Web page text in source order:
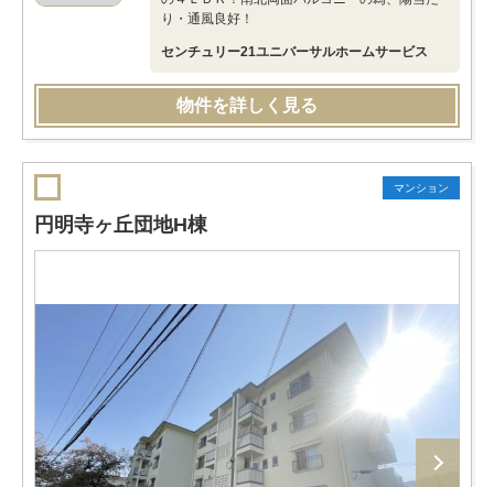
り・通風良好！
センチュリー21ユニバーサルホームサービス
物件を詳しく見る
マンション
円明寺ヶ丘団地H棟